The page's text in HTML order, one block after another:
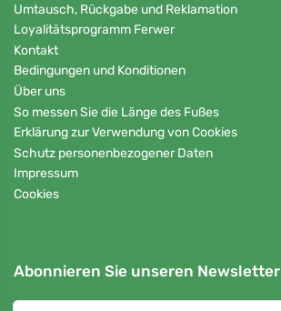
Umtausch, Rückgabe und Reklamation
Loyalitätsprogramm Ferwer
Kontakt
Bedingungen und Konditionen
Über uns
So messen Sie die Länge des Fußes
Erklärung zur Verwendung von Cookies
Schutz personenbezogener Daten
Impressum
Cookies
Abonnieren Sie unseren Newsletter